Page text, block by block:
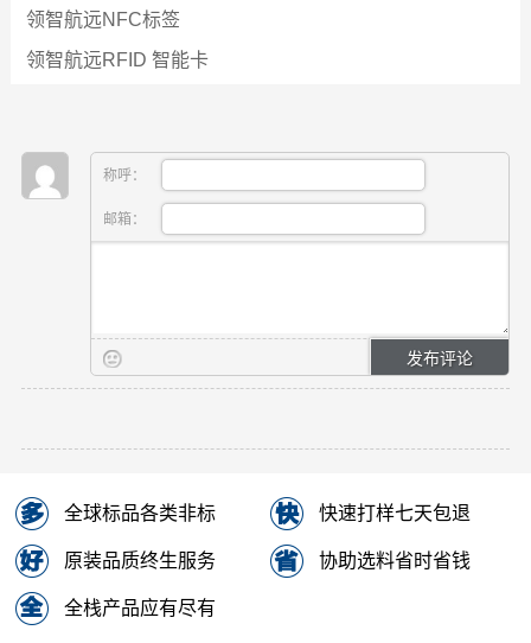
领智航远NFC标签
领智航远RFID 智能卡
称呼：
邮箱：
全球标品各类非标 快速打样七天包退
原装品质终生服务 协助选料省时省钱
全栈产品应有尽有